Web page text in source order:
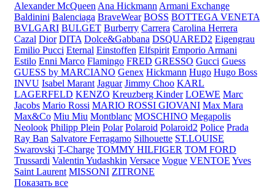
Alexander McQueen Ana Hickmann Armani Exchange
Baldinini Balenciaga BraveWear BOSS BOTTEGA VENETA
BVLGARI BULGET Burberry Carrera Carolina Herrera
Cazal Dior DITA Dolce&Gabbana DSQUARED2 Eigengrau
Emilio Pucci Eternal Einstoffen Elfspirit Emporio Armani
Estilo Enni Marco Flamingo FRED GRESSO Gucci Guess
GUESS by MARCIANO Genex Hickmann Hugo Hugo Boss
INVU Isabel Marant Jaguar Jimmy Choo KARL
LAGERFELD KENZO Kreuzberg Kinder LOEWE Marc
Jacobs Mario Rossi MARIO ROSSI GIOVANI Max Mara
Max&Co Miu Miu Montblanc MOSCHINO Megapolis
Neolook Philipp Plein Polar Polaroid Polaroid2 Police Prada
Ray Ban Salvatore Ferragamo Silhouette ST.LOUISE
Swarovski T-Charge TOMMY HILFIGER TOM FORD
Trussardi Valentin Yudashkin Versace Vogue VENTOE Yves
Saint Laurent MISSONI ZITRONE
Показать все